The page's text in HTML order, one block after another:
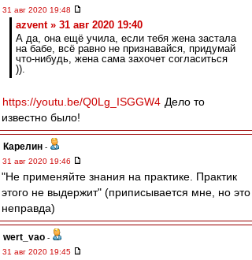
31 авг 2020 19:48
azvent » 31 авг 2020 19:40
А да, она ещё учила, если тебя жена застала
на бабе, всё равно не признавайся, придумай
что-нибудь, жена сама захочет согласиться
)).
https://youtu.be/Q0Lg_ISGGW4 Дело то
известно было!
Карелин -
31 авг 2020 19:46
"Не применяйте знания на практике. Практик
этого не выдержит" (приписывается мне, но это
неправда)
wert_vao -
31 авг 2020 19:45